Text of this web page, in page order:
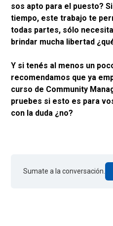
sos apto para el puesto?
tiempo, este trabajo te
todas partes, sólo
brindar mucha libertad
Y si tenés al menos un
recomendamos que ya
curso de Community
pruebes si esto es para
con la duda ¿no?
Sumate a la conversación.